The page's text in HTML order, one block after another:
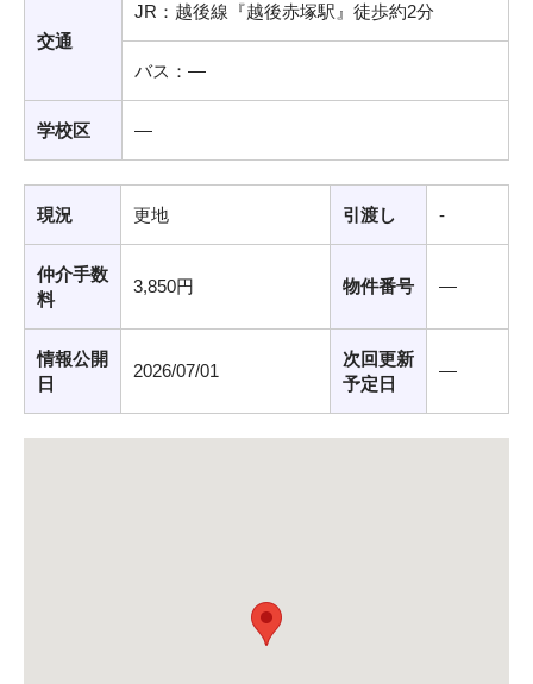
交通
JR：越後線『越後赤塚駅』徒歩約2分
バス：―
学校区 ―
現況 更地 引渡し -
仲介手数
料
3,850円 物件番号 ―
情報公開
日
2026/07/01
次回更新
予定日
―